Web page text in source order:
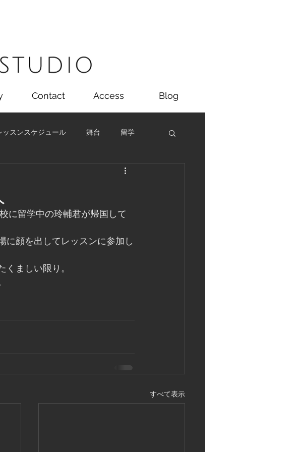
Contact Access Blog
ッスンスケジュール 舞台 留学
お知らせ
に留学中の玲輔君が帰国して
に顔を出してレッスンに参加し
くましい限り。
すべて表示